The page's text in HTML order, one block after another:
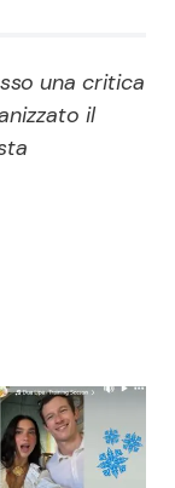
TV
una critica
il